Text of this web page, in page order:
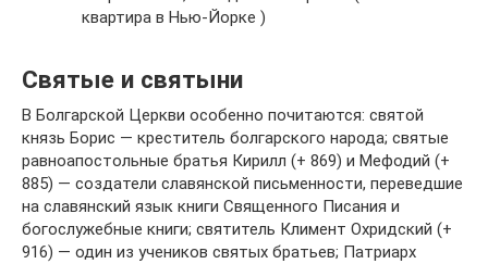
квартира в Нью-Йорке )
Святые и святыни
В Болгарской Церкви особенно почитаются: святой
князь Борис — креститель болгарского народа; святые
равноапостольные братья Кирилл (+ 869) и Мефодий (+
885) — создатели славянской письменности, переведшие
на славянский язык книги Священного Писания и
богослужебные книги; святитель Климент Охридский (+
916) — один из учеников святых братьев; Патриарх